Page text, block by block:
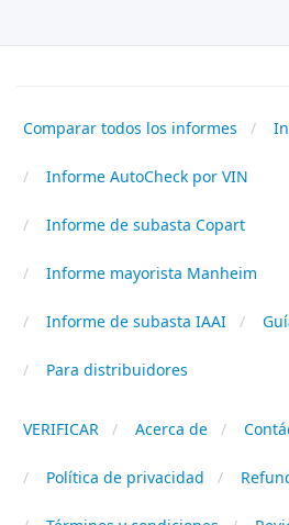
Comparar todos los informes
Informe AutoCheck por VIN
Informe de subasta Copart
Informe mayorista Manheim
Informe de subasta IAAI
Para distribuidores
VERIFICAR Acerca de
Política de privacidad